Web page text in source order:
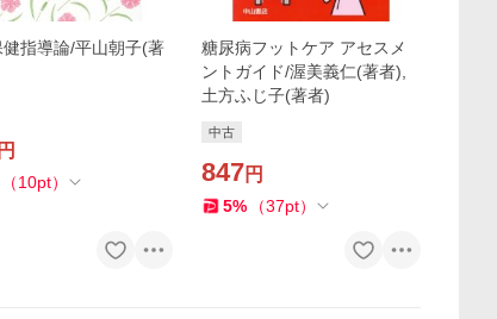
指導論/平山朝子(著
円
（10pt）
糖尿病フットケア アセスメ
ントガイド/渥美義仁(著者),
土方ふじ子(著者)
中古
847円
5% （37pt）